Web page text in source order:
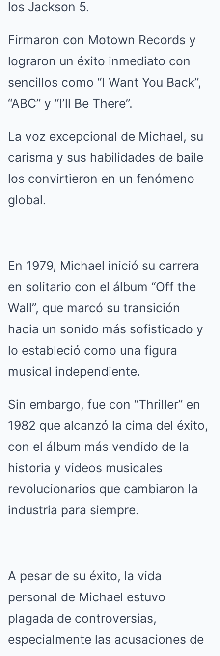
los Jackson 5.
Firmaron con Motown Records y
lograron un éxito inmediato con
sencillos como “I Want You Back”,
“ABC” y “I’ll Be There”.
La voz excepcional de Michael, su
carisma y sus habilidades de baile
los convirtieron en un fenómeno
global.
En 1979, Michael inició su carrera
en solitario con el álbum “Off the
Wall”, que marcó su transición
hacia un sonido más sofisticado y
lo estableció como una figura
musical independiente.
Sin embargo, fue con “Thriller” en
1982 que alcanzó la cima del éxito,
con el álbum más vendido de la
historia y videos musicales
revolucionarios que cambiaron la
industria para siempre.
A pesar de su éxito, la vida
personal de Michael estuvo
plagada de controversias,
especialmente las acusaciones de